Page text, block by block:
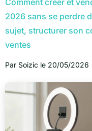
Comment créer et
2026 sans se perdre
sujet, structurer son
ventes
Par Soizic le 20/05/2026